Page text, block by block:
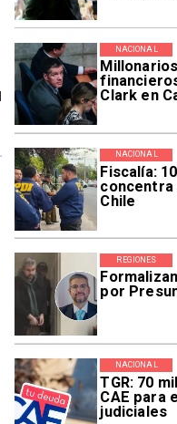
Clark en
NACIONAL
Fiscalía:
concentra
Chile
NACIONAL
por
REGIONES
TGR: 70
CAE para
judiciales
NACIONAL